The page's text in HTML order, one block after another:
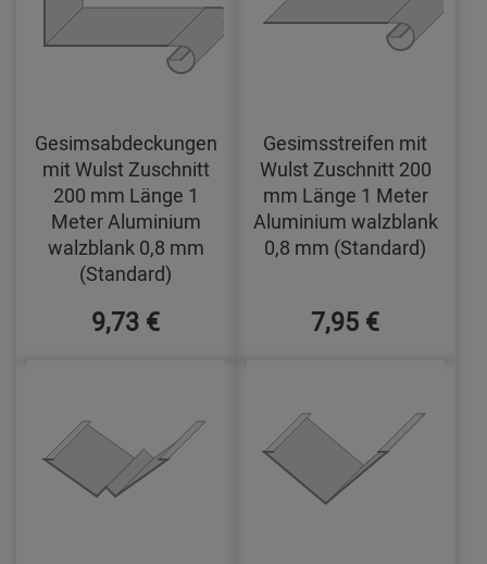
Gesimsabdeckungen
mit Wulst Zuschnitt
200 mm Länge 1
Meter Aluminium
walzblank 0,8 mm
(Standard)
9,73 €
Gesimsstreifen mit
Wulst Zuschnitt 200
mm Länge 1 Meter
Aluminium walzblank
0,8 mm (Standard)
7,95 €